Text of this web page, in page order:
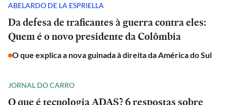
ABELARDO DE LA ESPRIELLA
Da defesa de traficantes à guerra contra eles:
Quem é o novo presidente da Colômbia
O que explica a nova guinada à direita da América do Sul
JORNAL DO CARRO
O que é tecnologia ADAS? 6 respostas sobre